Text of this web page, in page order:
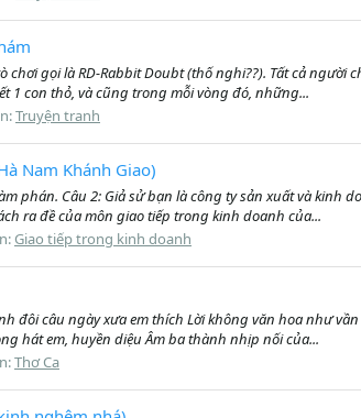
chơi gọi là RD-Rabbit Doubt (thố nghi??). Tất cả
1 con thỏ, và cũng trong mỗi vòng đó, những...
Truyện tranh
Nam Khánh Giao)
phán. Câu 2: Giả sử bạn là công ty sản xuất và
ra đề của môn giao tiếp trong kinh doanh của...
Giao tiếp trong kinh doanh
đôi câu ngày xưa em thích Lời không văn hoa như
hát em, huyền diệu Âm ba thành nhịp nối của...
Thơ Ca